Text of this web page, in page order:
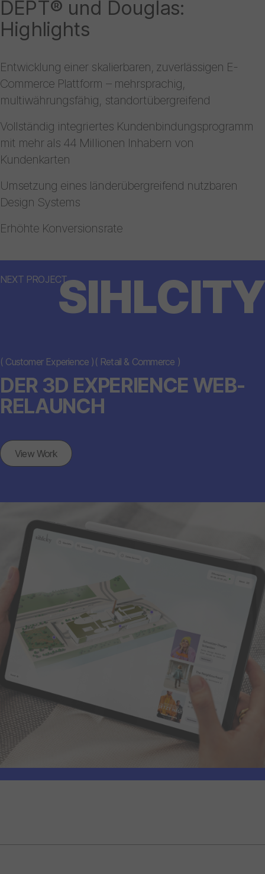
DEPT® und Douglas:
Highlights
Entwicklung einer skalierbaren, zuverlässigen E-
Commerce Plattform – mehrsprachig,
multiwährungsfähig, standortübergreifend
Vollständig integriertes Kundenbindungsprogramm
mit mehr als 44 Millionen Inhabern von
Kundenkarten
Umsetzung eines länderübergreifend nutzbaren
Design Systems
Erhöhte Konversionsrate
NEXT PROJECTSIHLCITY
DER 3D EXPERIENCE WEB-
RELAUNCH
( Customer Experience ) ( Retail & Commerce )
View Work